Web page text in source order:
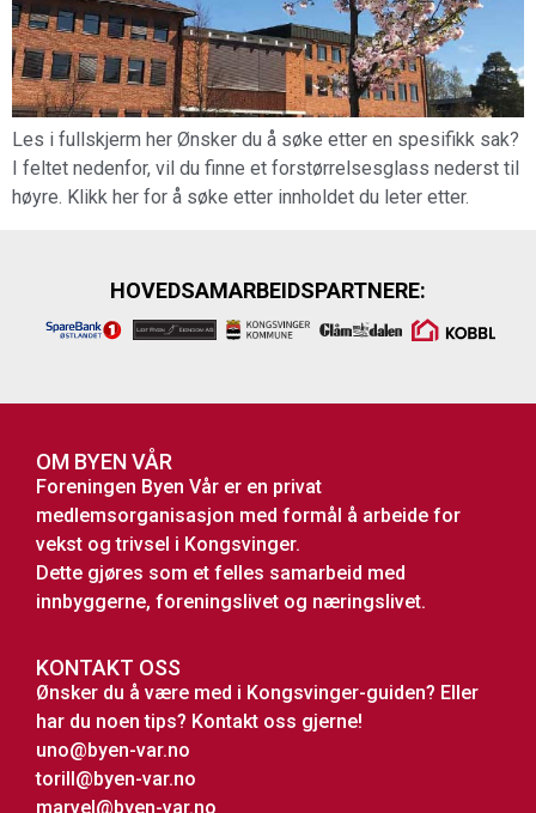
Les i fullskjerm her Ønsker du å søke etter en spesifikk sak?
I feltet nedenfor, vil du finne et forstørrelsesglass nederst til
høyre. Klikk her for å søke etter innholdet du leter etter.
HOVEDSAMARBEIDSPARTNERE:
OM BYEN VÅR
Foreningen Byen Vår er en privat
medlemsorganisasjon med formål å arbeide for
vekst og trivsel i Kongsvinger.
Dette gjøres som et felles samarbeid med
innbyggerne, foreningslivet og næringslivet.
KONTAKT OSS
Ønsker du å være med i Kongsvinger-guiden? Eller
har du noen tips? Kontakt oss gjerne!
uno@byen-var.no
torill@byen-var.no
marvel@byen-var.no